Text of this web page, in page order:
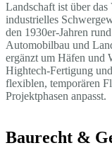
Landschaft ist über
industrielles
den 1930er-Jahren
Automobilbau und
ergänzt um Häfen und
Hightech-Fertigung
flexiblen, temporären
Projektphasen anpasst.
Baurecht &